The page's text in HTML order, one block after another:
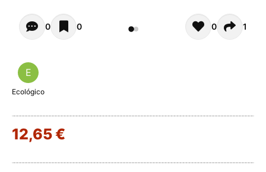
Opiniones de clientes - Actualmente no hay
0 0 0 1
E
Ecológico
12,65 €